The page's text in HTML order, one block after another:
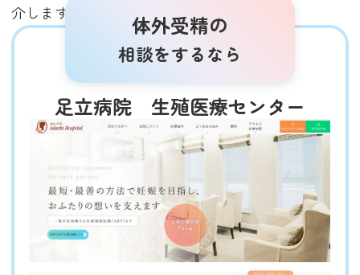
介します（2025年3月調査時点）。
体外受精の
相談をするなら
足立病院 生殖医療センター